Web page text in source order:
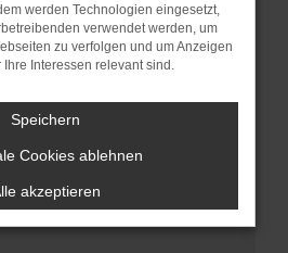
ERROR
aufgetreten.
die dir helfen können:
Firewall und deine
zum Beispiel deine
werden Technologien eingesetzt,
verwendet werden, um
zu verfolgen und um Anzeigen
Interessen relevant sind.
Speichern
Cookies ablehnen
akzeptieren